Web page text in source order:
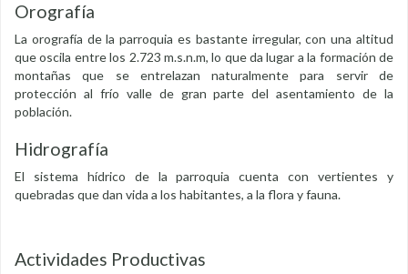
Orografía
La orografía de la parroquia es bastante irregular, con una altitud
que oscila entre los 2.723 m.s.n.m, lo que da lugar a la formación de
montañas que se entrelazan naturalmente para servir de
protección al frío valle de gran parte del asentamiento de la
población.
Hidrografía
El sistema hídrico de la parroquia cuenta con vertientes y
quebradas que dan vida a los habitantes, a la flora y fauna.
Actividades Productivas